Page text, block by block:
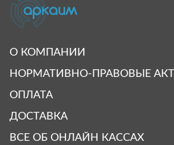
О КОМПАНИИ
НОРМАТИВНО-ПРАВОВЫЕ
ОПЛАТА
ДОСТАВКА
ВСЕ ОБ ОНЛАЙН КАССАХ